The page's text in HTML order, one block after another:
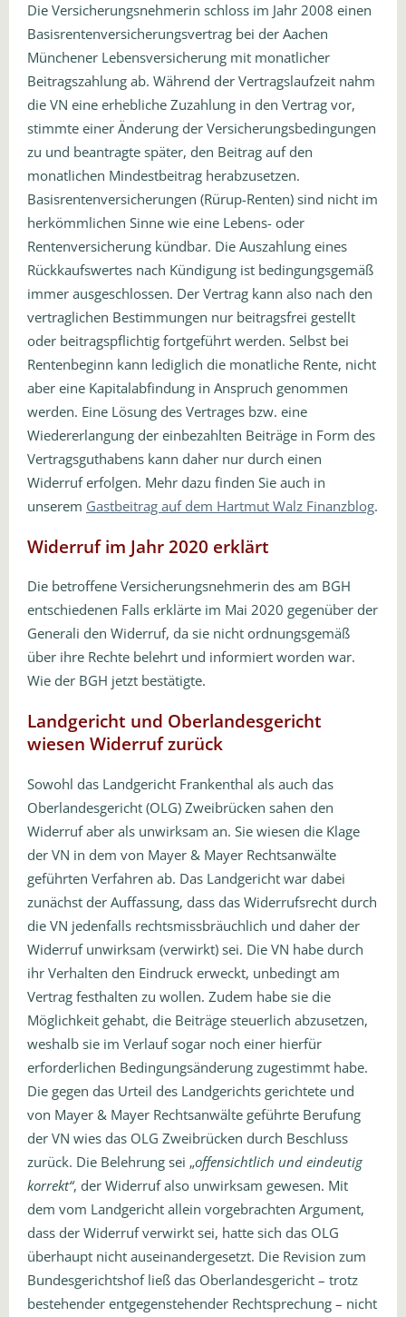
Die Versicherungsnehmerin schloss im Jahr 2008 einen
Basisrentenversicherungsvertrag bei der Aachen
Münchener Lebensversicherung mit monatlicher
Beitragszahlung ab. Während der Vertragslaufzeit nahm
die VN eine erhebliche Zuzahlung in den Vertrag vor,
stimmte einer Änderung der Versicherungsbedingungen
zu und beantragte später, den Beitrag auf den
monatlichen Mindestbeitrag herabzusetzen.
Basisrentenversicherungen (Rürup-Renten) sind nicht im
herkömmlichen Sinne wie eine Lebens- oder
Rentenversicherung kündbar. Die Auszahlung eines
Rückkaufswertes nach Kündigung ist bedingungsgemäß
immer ausgeschlossen. Der Vertrag kann also nach den
vertraglichen Bestimmungen nur beitragsfrei gestellt
oder beitragspflichtig fortgeführt werden. Selbst bei
Rentenbeginn kann lediglich die monatliche Rente, nicht
aber eine Kapitalabfindung in Anspruch genommen
werden. Eine Lösung des Vertrages bzw. eine
Wiedererlangung der einbezahlten Beiträge in Form des
Vertragsguthabens kann daher nur durch einen
Widerruf erfolgen. Mehr dazu finden Sie auch in
unserem Gastbeitrag auf dem Hartmut Walz Finanzblog.
Widerruf im Jahr 2020 erklärt
Die betroffene Versicherungsnehmerin des am BGH
entschiedenen Falls erklärte im Mai 2020 gegenüber der
Generali den Widerruf, da sie nicht ordnungsgemäß
über ihre Rechte belehrt und informiert worden war.
Wie der BGH jetzt bestätigte.
Landgericht und Oberlandesgericht
wiesen Widerruf zurück
Sowohl das Landgericht Frankenthal als auch das
Oberlandesgericht (OLG) Zweibrücken sahen den
Widerruf aber als unwirksam an. Sie wiesen die Klage
der VN in dem von Mayer & Mayer Rechtsanwälte
geführten Verfahren ab. Das Landgericht war dabei
zunächst der Auffassung, dass das Widerrufsrecht durch
die VN jedenfalls rechtsmissbräuchlich und daher der
Widerruf unwirksam (verwirkt) sei. Die VN habe durch
ihr Verhalten den Eindruck erweckt, unbedingt am
Vertrag festhalten zu wollen. Zudem habe sie die
Möglichkeit gehabt, die Beiträge steuerlich abzusetzen,
weshalb sie im Verlauf sogar noch einer hierfür
erforderlichen Bedingungsänderung zugestimmt habe.
Die gegen das Urteil des Landgerichts gerichtete und
von Mayer & Mayer Rechtsanwälte geführte Berufung
der VN wies das OLG Zweibrücken durch Beschluss
zurück. Die Belehrung sei „offensichtlich und eindeutig
korrekt“, der Widerruf also unwirksam gewesen. Mit
dem vom Landgericht allein vorgebrachten Argument,
dass der Widerruf verwirkt sei, hatte sich das OLG
überhaupt nicht auseinandergesetzt. Die Revision zum
Bundesgerichtshof ließ das Oberlandesgericht – trotz
bestehender entgegenstehender Rechtsprechung – nicht